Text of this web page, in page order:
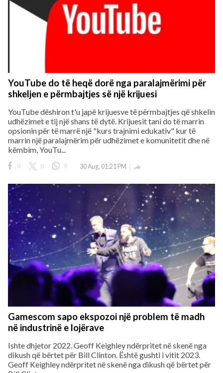
YouTube do të heqë dorë nga paralajmërimi për
shkeljen e përmbajtjes së një krijuesi
YouTube dëshiron t'u japë krijuesve të përmbajtjes që shkelin
udhëzimet e tij një shans të dytë. Krijuesit tani do të marrin
opsionin për të marrë një "kurs trajnimi edukativ" kur të
marrin një paralajmërim për udhëzimet e komunitetit dhe në
këmbim, YouTu...
0 0 0 30 Aug, 01:21 PM 
Gamescom sapo ekspozoi një problem të madh
në industrinë e lojërave
Ishte dhjetor 2022. Geoff Keighley ndërpritet në skenë nga
dikush që bërtet për Bill Clinton. Është gushti i vitit 2023.
Geoff Keighley ndërpritet në skenë nga dikush që bërtet për